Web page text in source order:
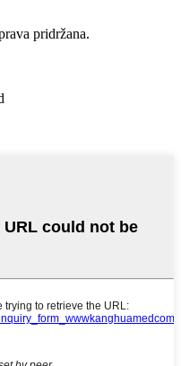
pridržana.